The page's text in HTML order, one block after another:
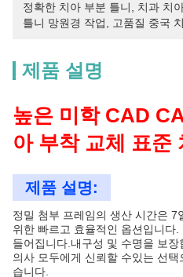
정확한 치아 부분 틀니, 치과 치
틀니 망원경 작업, 고품질 중국
제품 설명
높은 미학 CAD
아 부착 교체 표준
제품 설명:
정밀 첨부 프레임의 생산 시간은 7
위한 빠르고 효율적인 옵션입니다
들어집니다.내구성 및 수명을 보
의사 모두에게 신뢰할 수있는 선
습니다.